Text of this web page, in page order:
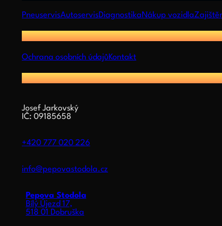
PneuservisAutoservisDiagnostikaNákup vozidla
Důležité odkazy
Ochrana osobních údajůKontakt
Kontakt
Josef Jarkovský
IČ: 09185658
+420 777 020 226
info@pepovastodola.cz
Pepova Stodola
Bílý Újezd 17,
518 01 Dobruška